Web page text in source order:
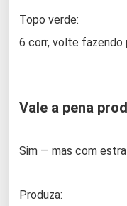
Topo verde:
6 corr, volte fazendo
Vale a pena
Sim — mas com
Produza: